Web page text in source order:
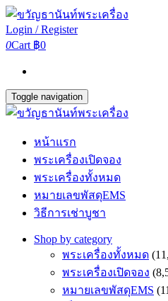
Login / Register
0Cart ฿0
Toggle navigation
หน้าแรก
พระเครื่องเปิดจอง
พระเครื่องทั้งหมด
หมายเลขพัสดุEMS
วิธีการเช่าบูชา
Shop by category
พระเครื่องทั้งหมด
พระเครื่องเปิดจอง
หมายเลขพัสดุEMS